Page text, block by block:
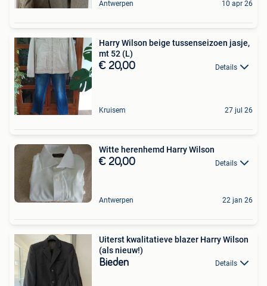
Antwerpen 10 apr 26
Harry Wilson beige tussenseizoen jasje,
mt 52 (L)
€ 20,00 Details
Kruisem 27 jul 26
Witte herenhemd Harry Wilson
€ 20,00 Details
Antwerpen 22 jan 26
Uiterst kwalitatieve blazer Harry Wilson
(als nieuw!)
Bieden Details